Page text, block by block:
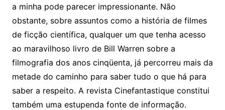
a minha pode parecer impressionante. Não
obstante, sobre assuntos como a história de filmes
de ficção científica, qualquer um que tenha acesso
ao maravilhoso livro de Bill Warren sobre a
filmografia dos anos cinqüenta, já percorreu mais da
metade do caminho para saber tudo o que há para
saber a respeito. A revista Cinefantastique constitui
também uma estupenda fonte de informação.